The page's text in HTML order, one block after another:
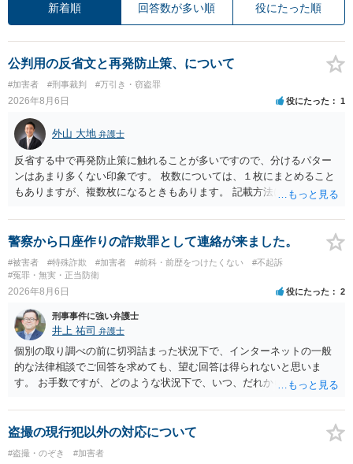
新着順 回答数が多い順 役にたった順
公判用の反省文と再発防止策、について
#加害者 #刑事裁判 #万引き・窃盗罪
2026年8月6日 役にたった 1
外山 大地 弁護士
反省する中で再発防止策に触れることが多いですので、分けるパター
ンはあまり多くない印象です。 枚数については、１枚にまとめること
もありますが、複数枚になるときもあります。 記載方法については、
います。 したがいまして、いずれも良いかと考えます。
警察から口座作りの詐欺罪として連絡が来ました。
#被害者 #特殊詐欺 #加害者 #前科・前歴をつけたくない
#不起訴
#冤罪・無実・正当防衛
2026年8月6日 役にたった 2
刑事事件に強い弁護士
井上 祐司 弁護士
個別の取り調べの前に切羽詰まった状況下で、インターネットの一般
的な法律相談でご回答を求めても、望む回答は得られないと思いま
す。 お手数ですが、どのような状況下で、いつ、だれからどのような
の程度だと聞いているのかということについて、お近くで詳細な法律
相談を受けられたうえで対処方法を探された方がよいと思われます。
一般論でいえば、任意取り調べの場合、ＩＣレコーダーを持参して取
り調べ内容を録音することは必須だと考えます。
盗撮の現行犯以外の対応について
#盗撮・のぞき #加害者